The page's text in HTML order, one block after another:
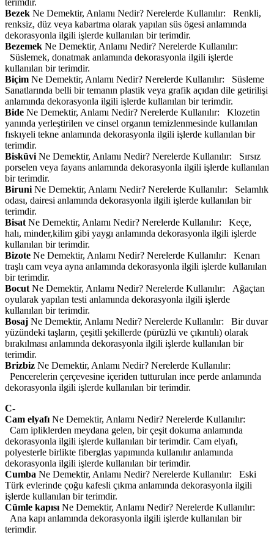
Bezek Ne Demektir, Anlamı Nedir? Nerelerde Kullanılır: Renkli,
renksiz, düz veya kabartma olarak yapılan süs ögesi anlamında
dekorasyonla ilgili işlerde kullanılan bir terimdir.
Bezemek Ne Demektir, Anlamı Nedir? Nerelerde Kullanılır:
Süslemek, donatmak anlamında dekorasyonla ilgili işlerde
kullanılan bir terimdir.
Biçim Ne Demektir, Anlamı Nedir? Nerelerde Kullanılır: Süsleme
Sanatlarında belli bir temanın plastik veya grafik açıdan dile getirilişi
anlamında dekorasyonla ilgili işlerde kullanılan bir terimdir.
Bide Ne Demektir, Anlamı Nedir? Nerelerde Kullanılır: Klozetin
yanında yerleştirilen ve cinsel organın temizlenmesinde kullanılan
fıskıyeli tekne anlamında dekorasyonla ilgili işlerde kullanılan bir
terimdir.
Bisküvi Ne Demektir, Anlamı Nedir? Nerelerde Kullanılır: Sırsız
porselen veya fayans anlamında dekorasyonla ilgili işlerde kullanılan
bir terimdir.
Biruni Ne Demektir, Anlamı Nedir? Nerelerde Kullanılır: Selamlık
odası, dairesi anlamında dekorasyonla ilgili işlerde kullanılan bir
terimdir.
Bisat Ne Demektir, Anlamı Nedir? Nerelerde Kullanılır: Keçe,
halı, minder,kilim gibi yaygı anlamında dekorasyonla ilgili işlerde
kullanılan bir terimdir.
Bizote Ne Demektir, Anlamı Nedir? Nerelerde Kullanılır: Kenarı
traşlı cam veya ayna anlamında dekorasyonla ilgili işlerde kullanılan
bir terimdir.
Bocut Ne Demektir, Anlamı Nedir? Nerelerde Kullanılır: Ağaçtan
oyularak yapılan testi anlamında dekorasyonla ilgili işlerde
kullanılan bir terimdir.
Bosaj Ne Demektir, Anlamı Nedir? Nerelerde Kullanılır: Bir duvar
yüzündeki taşların, çeşitli şekillerde (pürüzlü ve çıkıntılı) olarak
bırakılması anlamında dekorasyonla ilgili işlerde kullanılan bir
terimdir.
Brizbiz Ne Demektir, Anlamı Nedir? Nerelerde Kullanılır:
Pencerelerin çerçevesine içeriden tutturulan ince perde anlamında
dekorasyonla ilgili işlerde kullanılan bir terimdir.
C-
Cam elyafı Ne Demektir, Anlamı Nedir? Nerelerde Kullanılır:
Cam ipliklerden meydana gelen, bir çeşit dokuma anlamında
dekorasyonla ilgili işlerde kullanılan bir terimdir. Cam elyafı,
polyesterle birlikte fiberglas yapımında kullanılır anlamında
dekorasyonla ilgili işlerde kullanılan bir terimdir.
Cumba Ne Demektir, Anlamı Nedir? Nerelerde Kullanılır: Eski
Türk evlerinde çoğu kafesli çıkma anlamında dekorasyonla ilgili
işlerde kullanılan bir terimdir.
Cümle kapısı Ne Demektir, Anlamı Nedir? Nerelerde Kullanılır:
Ana kapı anlamında dekorasyonla ilgili işlerde kullanılan bir
terimdir.